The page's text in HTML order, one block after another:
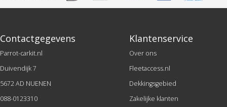
Contactgegevens
Parrot-carkit.nl
Duivendijk 7
5672 AD NUENEN
088-0123310
Klantenservice
Over ons
Fleetaccess.nl
Dekkingsgebied
Zakelijke klanten